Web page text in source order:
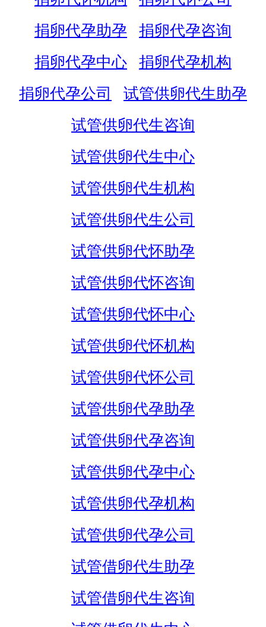
捐卵代孕助孕
捐卵代孕咨询
捐卵代孕中心
捐卵代孕机构
捐卵代孕公司
试管供卵代生助孕
试管供卵代生咨询
试管供卵代生中心
试管供卵代生机构
试管供卵代生公司
试管供卵代怀助孕
试管供卵代怀咨询
试管供卵代怀中心
试管供卵代怀机构
试管供卵代怀公司
试管供卵代孕助孕
试管供卵代孕咨询
试管供卵代孕中心
试管供卵代孕机构
试管供卵代孕公司
试管借卵代生助孕
试管借卵代生咨询